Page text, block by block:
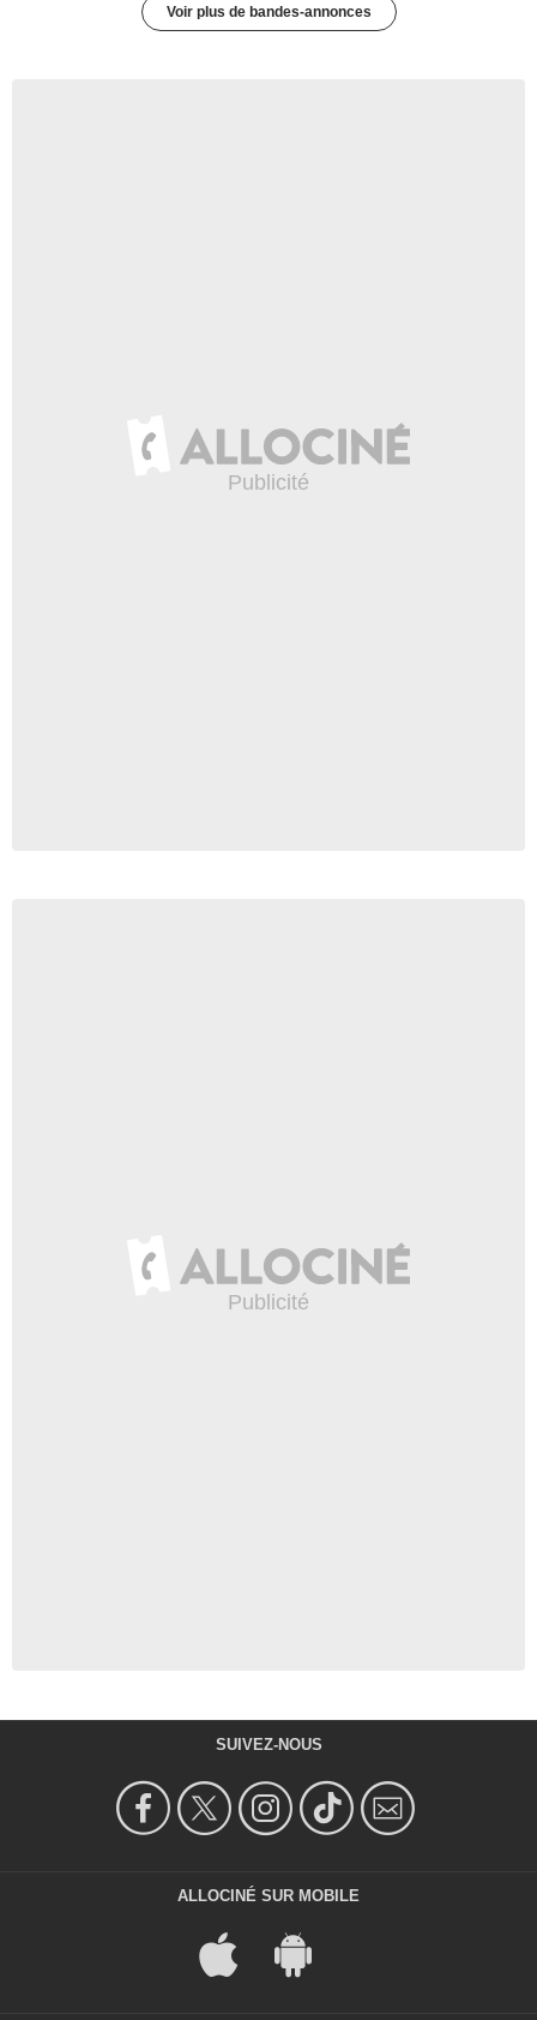
Voir plus de bandes-annonces
SUIVEZ-NOUS
ALLOCINÉ SUR MOBILE